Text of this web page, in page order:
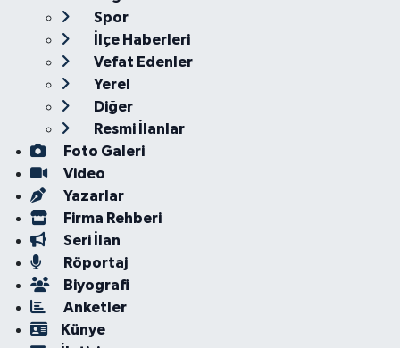
Spor
İlçe Haberleri
Vefat Edenler
Yerel
Diğer
Resmi İlanlar
Foto Galeri
Video
Yazarlar
Firma Rehberi
Seri İlan
Röportaj
Biyografi
Anketler
Künye